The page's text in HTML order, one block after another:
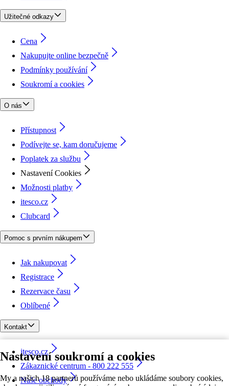
Nastavení soukromí a cookies
My a našich 18 partnerů používáme nebo ukládáme soubory cookies,
Užitečné odkazy
Cena
Nakupujte online bezpečně
Podmínky používání
Soukromí a cookies
O nás
Přístupnost
Podívejte se, kam doručujeme
Poplatek za službu
Nastavení Cookies
Možnosti platby
itesco.cz
Clubcard
Pomoc s prvním nákupem
Jak nakupovat
Registrace
Rezervace času
Oblíbené
Kontakt
itesco.cz
Zákaznické centrum - 800 222 555
Naše obchody